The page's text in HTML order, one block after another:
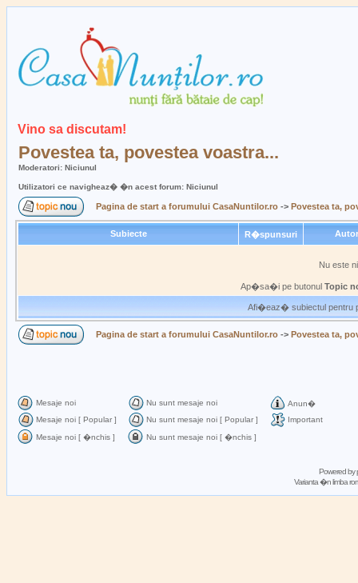
Vino sa discutam!
Povestea ta, povestea voastra...
Moderatori: Niciunul
Utilizatori ce navigheaz� �n acest forum: Niciunul
Pagina de start a forumului CasaNuntilor.ro -> Povestea ta,
Subiecte R�spunsuri
Nu este
Ap�sa�i pe butonul Topic
Afi�eaz� subiectul pentru
Pagina de start a forumului CasaNuntilor.ro -> Povestea ta,
Mesaje noi Nu sunt mesaje noi
Anun�
Mesaje noi [ Popular ]
Nu sunt mesaje noi [ Popular ]
Important
Mesaje noi [ �nchis ]
Nu sunt mesaje noi [ �nchis ]
Powered by
Varianta �n limba